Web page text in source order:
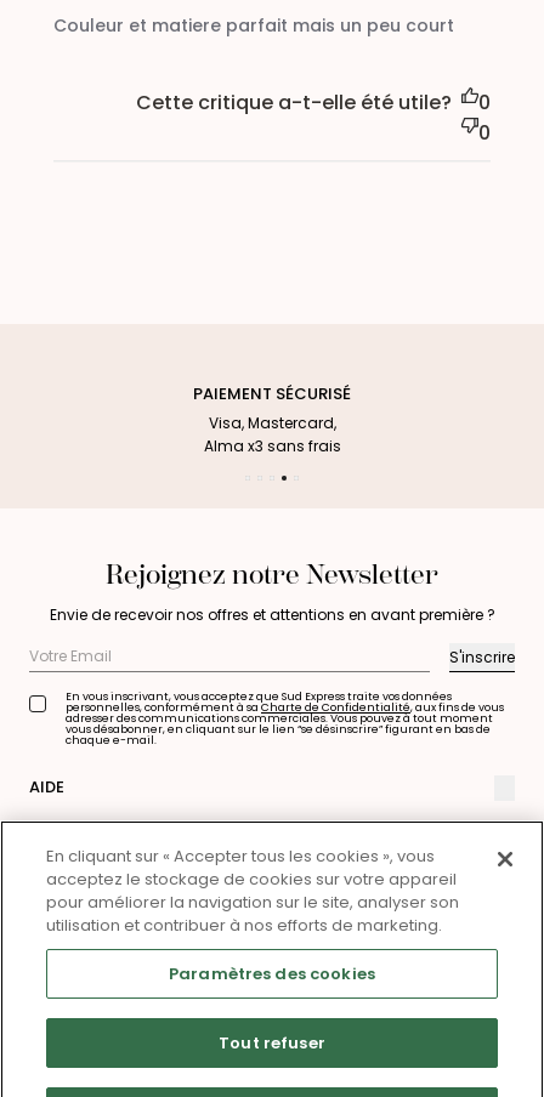
Couleur et matiere parfait mais un peu court
Cette critique a-t-elle été utile?
0
0
PAIEMENT SÉCURISÉ
Visa, Mastercard,
Alma x3 sans frais
AIDE
A PROPOS
Rejoignez notre Newsletter
Envie de recevoir nos offres et attentions en avant première ?
Votre
S'inscrire
En vous inscrivant, vous acceptez que Sud Express traite vos données
personnelles, conformément à sa Charte de Confidentialité, aux fins de vous
adresser des communications commerciales. Vous pouvez à tout moment
vous désabonner, en cliquant sur le lien “se désinscrire” figurant en bas de
chaque e-mail.
Copyright 2026 - Sud Express
Suivez-nous
En cliquant sur « Accepter tous les cookies », vous
acceptez le stockage de cookies sur votre appareil
pour améliorer la navigation sur le site, analyser son
utilisation et contribuer à nos efforts de marketing.
Paramètres des cookies
Tout refuser